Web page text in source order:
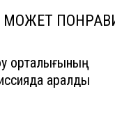
орталығының
қаралды